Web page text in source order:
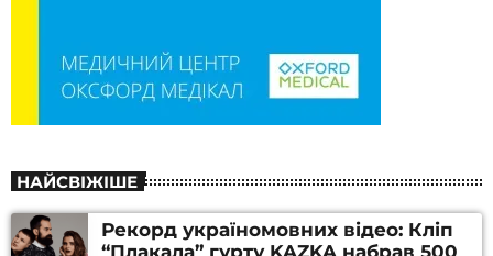
НАЙСВІЖІШЕ
Рекорд україномовних відео: Кліп
“Плакала” гурту KAZKA набрав 500